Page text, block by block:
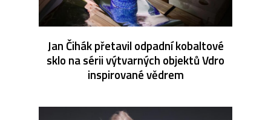
Jan Čihák přetavil odpadní kobaltové
sklo na sérii výtvarných objektů Vdro
inspirované vědrem